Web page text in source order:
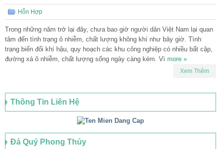
Hỗn Hợp
Trong những năm trở lại đây, chưa bao giờ người dân Việt Nam lại quan
tâm đến tình trạng ô nhiễm, chất lượng không khí như bây giờ. Tình
trạng biến đổi khí hậu, quy hoạch các khu công nghiệp có nhiều bất cập,
đường xá ô nhiễm, chất lượng sống ngày càng kém. Vì more »
Xem Thêm
Thông Tin Liên Hệ
Đá Quý Phong Thủy